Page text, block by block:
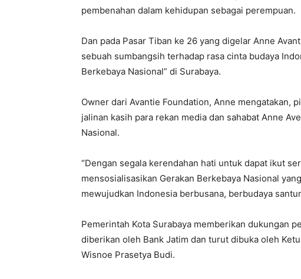
pembenahan dalam kehidupan sebagai perempuan.
Dan pada Pasar Tiban ke 26 yang digelar Anne
sebuah sumbangsih terhadap rasa cinta budaya
Berkebaya Nasional” di Surabaya.
Owner dari Avantie Foundation, Anne mengatakan,
jalinan kasih para rekan media dan sahabat Anne
Nasional.
“Dengan segala kerendahan hati untuk dapat ikut
mensosialisasikan Gerakan Berkebaya Nasional
mewujudkan Indonesia berbusana, berbudaya
Pemerintah Kota Surabaya memberikan dukungan
diberikan oleh Bank Jatim dan turut dibuka oleh
Wisnoe Prasetya Budi.